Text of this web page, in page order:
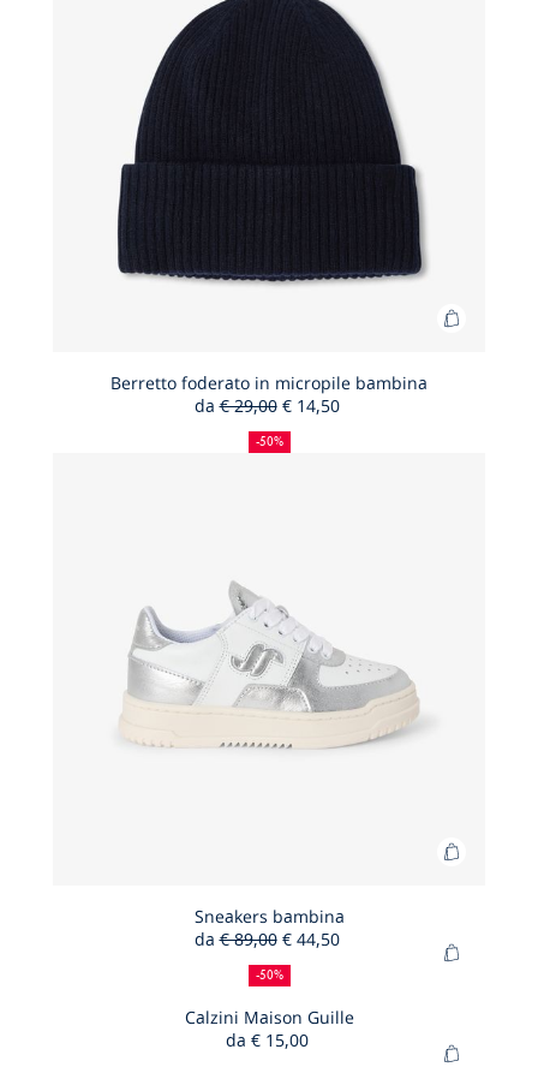
Aggiungi
Berretto foderato in micropile bambina
da
50%
di
sconto
Prezzo
precedente
:
€ 29,00Nuovo
prezzo
:
€ 14,50
-50%
Aggiungi
Sneakers
bambina
Sneakers bambina
da
50%
di
sconto
Prezzo
precedente
:
€ 89,00Nuovo
prezzo
:
€ 44,50
-50%
Aggiungi
Calzini
Maison
Calzini Maison Guille
da € 15,00
Aggiungi